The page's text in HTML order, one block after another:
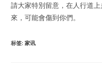
請大家特別留意，在人行道
來，可能會傷到你們。
标签:家讯